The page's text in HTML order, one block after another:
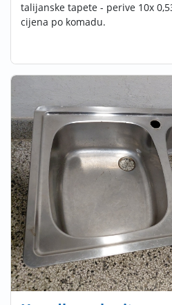
talijanske tapete - perive 10x
cijena po komadu.